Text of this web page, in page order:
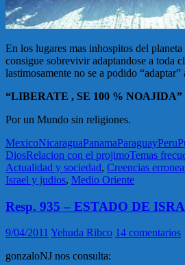
En los lugares mas inhospitos del
consigue sobrevivir adaptandose a toda
lastimosamente no se a podido
“LIBERATE , SE 100 % NOAJIDA”
Por un Mundo sin religiones.
MexicoNicaraguaPanamaParaguayPeru
DiosRelacion con el projimoTemas
Actualidad y sociedad, Creencias
Israel y judios, Medio Oriente
Resp. 935 – ESTADO DE
9/04/2011 Yehuda Ribco 14 comentarios
gonzaloNJ nos consulta: